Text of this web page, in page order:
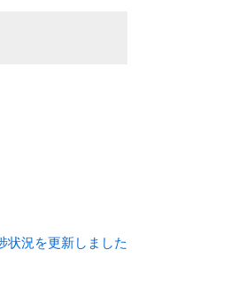
状況を更新しました